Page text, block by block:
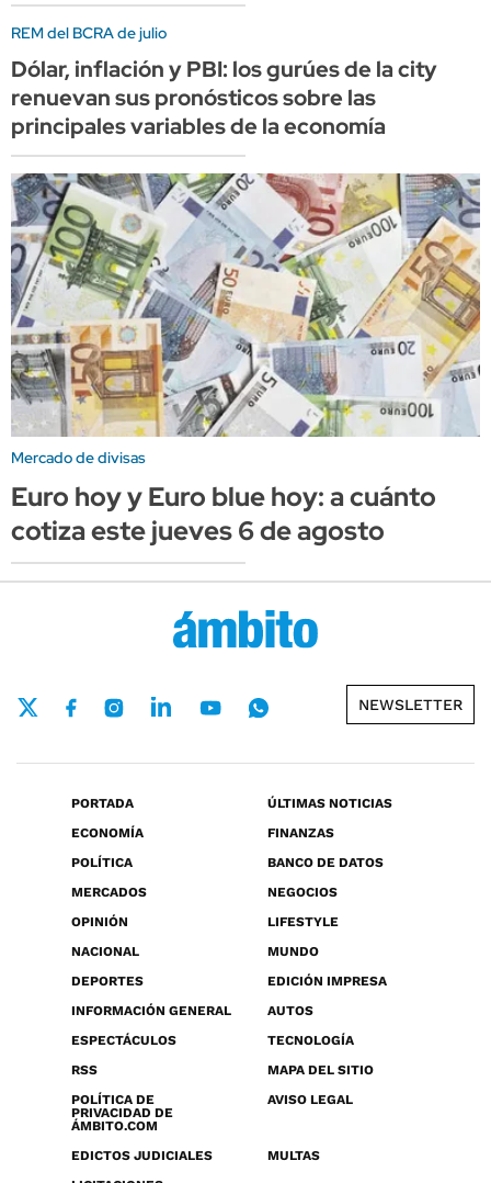
REM del BCRA de julio
Dólar, inflación y PBI: los gurúes de la city
renuevan sus pronósticos sobre las
principales variables de la economía
Mercado de divisas
Euro hoy y Euro blue hoy: a cuánto
cotiza este jueves 6 de agosto
NEWSLETTER
PORTADA
ÚLTIMAS NOTICIAS
ECONOMÍA
FINANZAS
POLÍTICA
BANCO DE DATOS
MERCADOS
NEGOCIOS
OPINIÓN
LIFESTYLE
NACIONAL
MUNDO
DEPORTES
EDICIÓN IMPRESA
INFORMACIÓN GENERAL
AUTOS
ESPECTÁCULOS
TECNOLOGÍA
RSS
MAPA DEL SITIO
POLÍTICA DE
PRIVACIDAD DE
ÁMBITO.COM
AVISO LEGAL
EDICTOS JUDICIALES
MULTAS